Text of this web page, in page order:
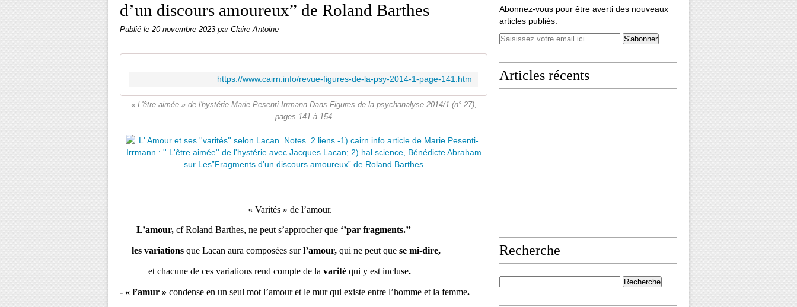
d’un discours amoureux” de Roland Barthes
Publié le 20 novembre 2023 par Claire Antoine
https://www.cairn.info/revue-figures-de-la-psy-2014-1-page-141.htm
« L'être aimée » de l'hystérie Marie Pesenti-Irrmann Dans Figures de la psychanalyse 2014/1 (n° 27),
pages 141 à 154
« Varités » de l’amour.
L’amour, cf Roland Barthes, ne peut s’approcher que ‘’par fragments.’’
les variations que Lacan aura composées surl’amour, qui ne peut que se mi-dire,
et chacune de ces variations rend compte de la varité qui y est incluse.
- « l’amur » condense en un seul mot l’amour et le mur qui existe entre l’homme et la femme.
Abonnez-vous pour être averti des nouveaux
articles publiés.
Articles récents
Recherche